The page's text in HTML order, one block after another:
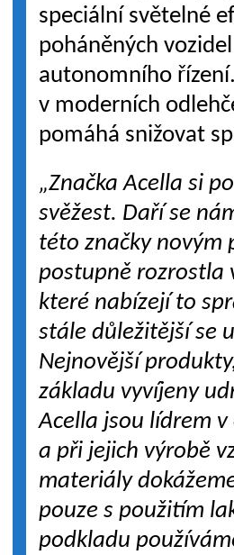
speciální světelné
poháněných
autonomního
v moderních
pomáhá snižovat
„Značka Acella si
svěžest. Daří se
této značky novým
postupně rozrostla
které nabízejí to
stále důležitější se
Nejnovější
základu vyvíjeny
Acella jsou lídrem
a při jejich výrobě
materiály
pouze s použitím
podkladu